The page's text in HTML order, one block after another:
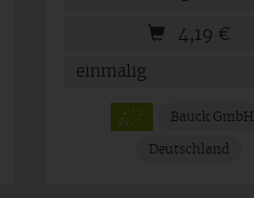
4,19 €
Bauck GmbH
Deutschland